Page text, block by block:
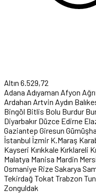
Altın 6.529,72
Adana Adıyaman Afyon Ağrı
Ardahan Artvin Aydın
Bingöl Bitlis Bolu Burdur
Diyarbakır Düzce Edirne
Gaziantep Giresun
İstanbul İzmir K.Maraş
Kayseri Kırıkkale Kırklareli
Malatya Manisa Mardin
Osmaniye RizeSakarya
Tekirdağ Tokat Trabzon
Zonguldak